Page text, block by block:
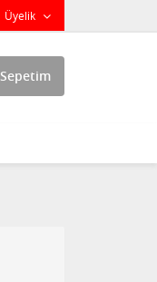
Üyelik
Sepetim